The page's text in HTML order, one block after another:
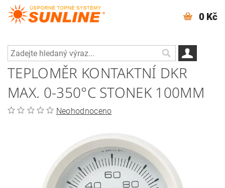
0 Kč
TEPLOMĚR KONTAKTNÍ DKR
MAX. 0-350°C STONEK 100MM
Neohodnoceno